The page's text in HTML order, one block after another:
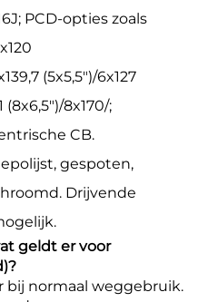
PCD-opties zoals
(5x5,5")/6x127
(8x6,5")/8x170/;
CB.
gespoten,
Drijvende
geldt er voor
bij normaal weggebruik.